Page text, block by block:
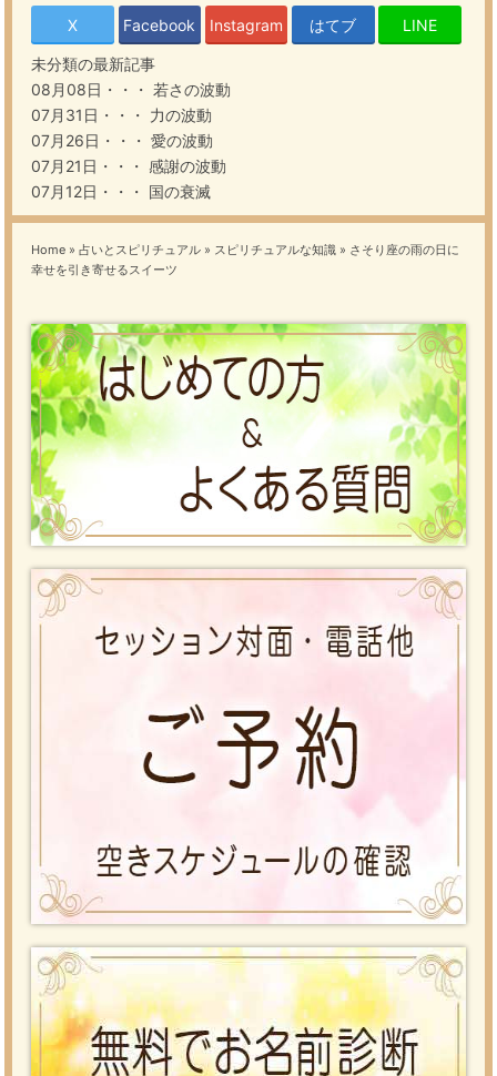
X Facebook Instagram はてブ LINE
未分類の最新記事
08月08日・・・ 若さの波動
07月31日・・・ 力の波動
07月26日・・・ 愛の波動
07月21日・・・ 感謝の波動
07月12日・・・ 国の衰滅
Home » 占いとスピリチュアル » スピリチュアルな知識 » さそり座の雨の日に
幸せを引き寄せるスイーツ